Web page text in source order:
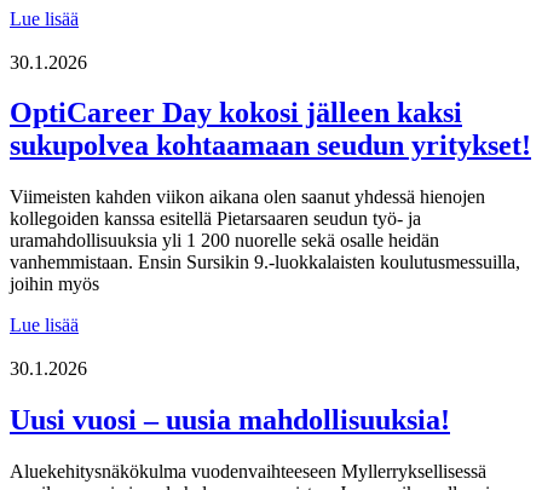
Lue lisää
01/2026
30.1.2026
OptiCareer Day kokosi jälleen kaksi
sukupolvea kohtaamaan seudun yritykset!
Viimeisten kahden viikon aikana olen saanut yhdessä hienojen
kollegoiden kanssa esitellä Pietarsaaren seudun työ- ja
uramahdollisuuksia yli 1 200 nuorelle sekä osalle heidän
vanhemmistaan. Ensin Sursikin 9.-luokkalaisten koulutusmessuilla,
joihin myös
Lue lisää
kokosi
sukupolvea
seudun
30.1.2026
Uusi vuosi – uusia mahdollisuuksia!
Aluekehitysnäkökulma vuodenvaihteeseen Myllerryksellisessä